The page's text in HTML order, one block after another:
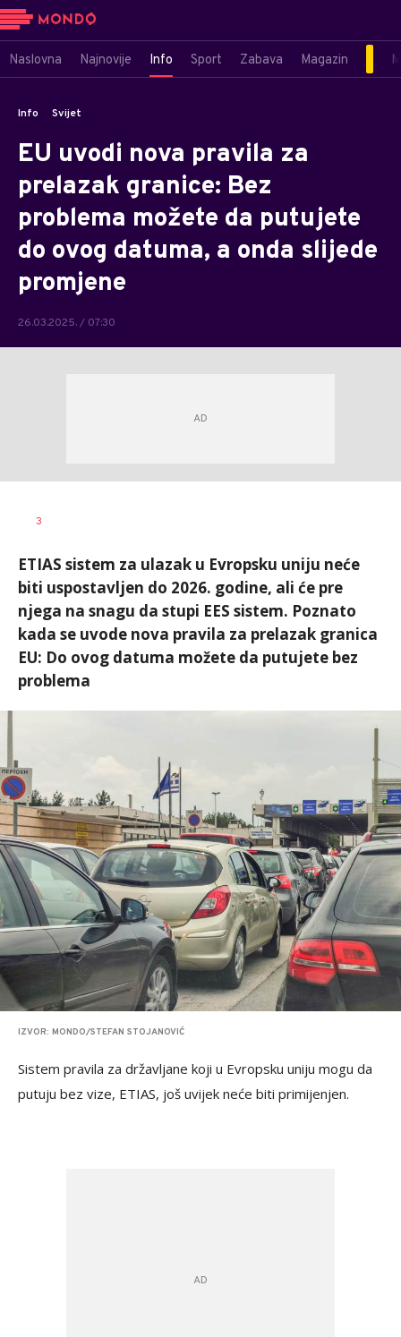
Naslovna Najnovije Info Sport Zabava Magazin
Info Svijet
EU uvodi nova pravila za
prelazak granice: Bez
problema možete da putujete
do ovog datuma, a onda slijede
promjene
26.03.2025. / 07:30
AUTOR
3
ETIAS sistem za ulazak u Evropsku uniju neće
biti uspostavljen do 2026. godine, ali će pre
njega na snagu da stupi EES sistem. Poznato
kada se uvode nova pravila za prelazak granica
EU: Do ovog datuma možete da putujete bez
problema
IZVOR: MONDO/STEFAN STOJANOVIĆ
Sistem pravila za državljane koji u Evropsku uniju mogu da
putuju bez vize, ETIAS, još uvijek neće biti primijenjen.